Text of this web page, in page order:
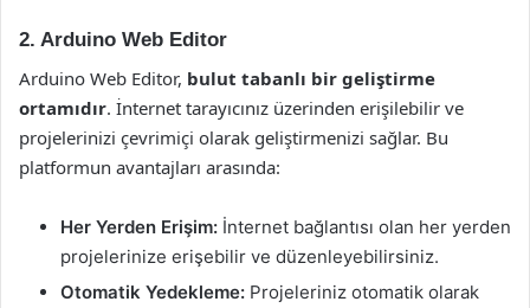
2. Arduino Web Editor
Arduino Web Editor, bulut tabanlı bir geliştirme
ortamıdır. İnternet tarayıcınız üzerinden erişilebilir ve
projelerinizi çevrimiçi olarak geliştirmenizi sağlar. Bu
platformun avantajları arasında:
Her Yerden Erişim: İnternet bağlantısı olan her yerden
projelerinize erişebilir ve düzenleyebilirsiniz.
Otomatik Yedekleme: Projeleriniz otomatik olarak